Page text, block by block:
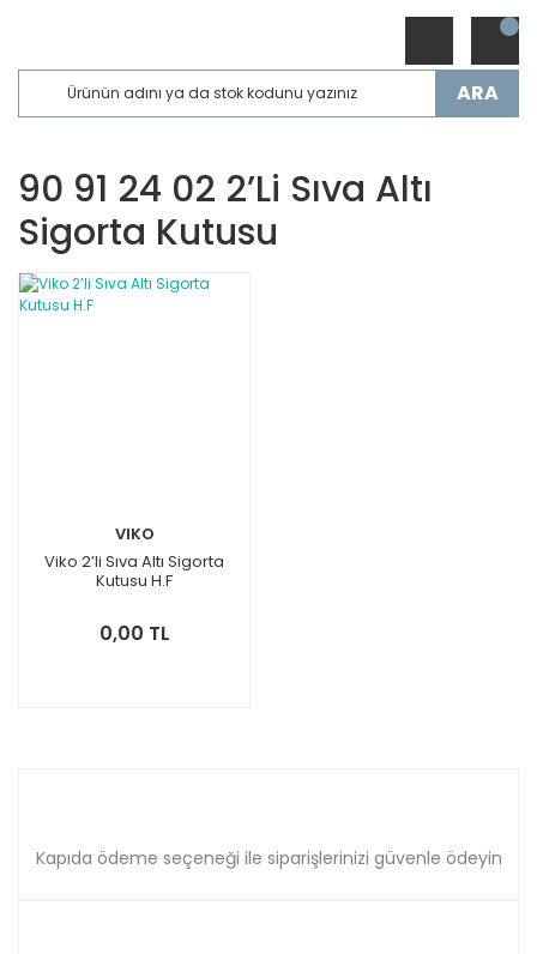
ARA
90 91 24 02 2’li Sıva Altı
Sigorta Kutusu
VIKO
Viko 2’li Sıva Altı Sigorta
Kutusu H.F
0,00 TL
Kapıda ödeme seçeneği ile siparişlerinizi güvenle ödeyin